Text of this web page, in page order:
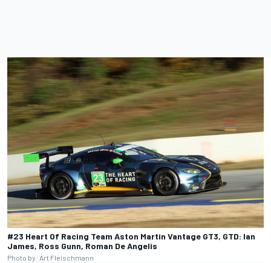
#23 Heart Of Racing Team Aston Martin Vantage GT3, GTD: Ian
James, Ross Gunn, Roman De Angelis
Photo by: Art Fleischmann